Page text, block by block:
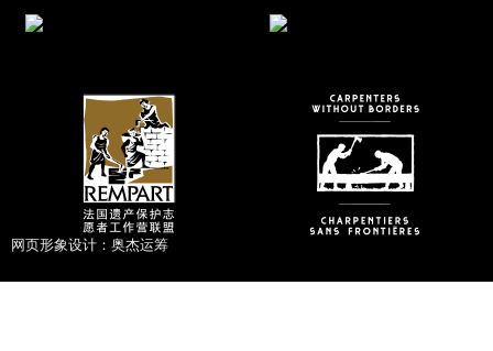
网页形象设计： 奥杰运筹